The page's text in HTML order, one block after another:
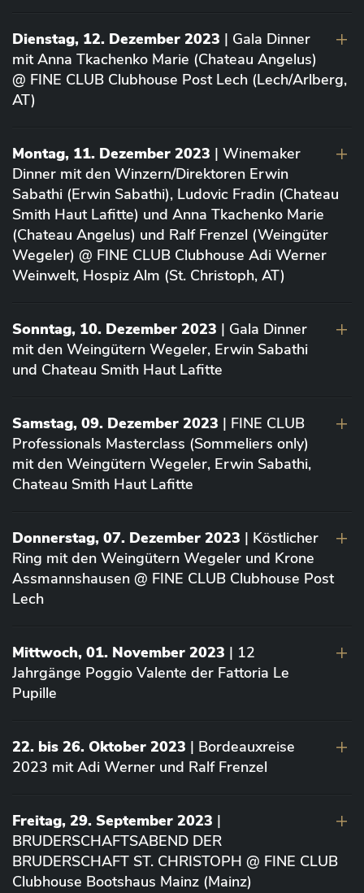
Dienstag, 12. Dezember 2023 | Gala Dinner
mit Anna Tkachenko Marie (Chateau Angelus)
@ FINE CLUB Clubhouse Post Lech (Lech/Arlberg,
AT)
Montag, 11. Dezember 2023 | Winemaker
Dinner mit den Winzern/Direktoren Erwin
Sabathi (Erwin Sabathi), Ludovic Fradin (Chateau
Smith Haut Lafitte) und Anna Tkachenko Marie
(Chateau Angelus) und Ralf Frenzel (Weingüter
Wegeler) @ FINE CLUB Clubhouse Adi Werner
Weinwelt, Hospiz Alm (St. Christoph, AT)
Sonntag, 10. Dezember 2023 | Gala Dinner
mit den Weingütern Wegeler, Erwin Sabathi
und Chateau Smith Haut Lafitte
Samstag, 09. Dezember 2023 | FINE CLUB
Professionals Masterclass (Sommeliers only)
mit den Weingütern Wegeler, Erwin Sabathi,
Chateau Smith Haut Lafitte
Donnerstag, 07. Dezember 2023 | Köstlicher
Ring mit den Weingütern Wegeler und Krone
Assmannshausen @ FINE CLUB Clubhouse Post
Lech
Mittwoch, 01. November 2023 | 12
Jahrgänge Poggio Valente der Fattoria Le
Pupille
22. bis 26. Oktober 2023 | Bordeauxreise
2023 mit Adi Werner und Ralf Frenzel
Freitag, 29. September 2023 |
BRUDERSCHAFTSABEND DER
BRUDERSCHAFT ST. CHRISTOPH @ FINE CLUB
Clubhouse Bootshaus Mainz (Mainz)